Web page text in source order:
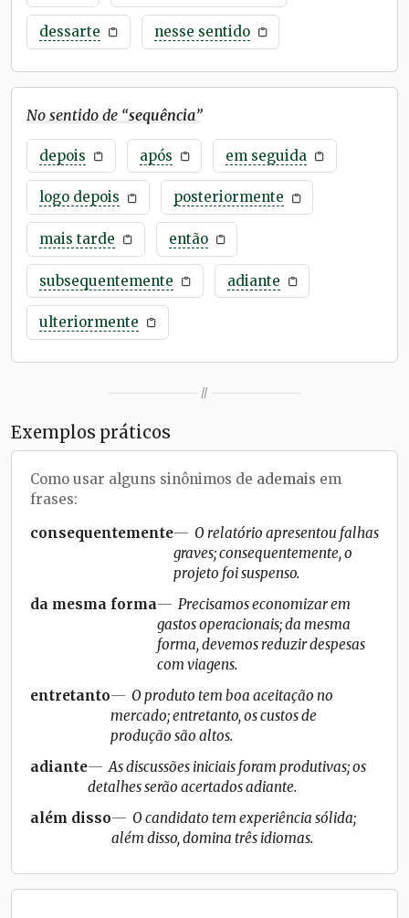
dessarte nesse sentido
No sentido de “sequência”
depois após em seguida
logo depois posteriormente
mais tarde então
subsequentemente adiante
ulteriormente
//
Exemplos práticos
Como usar alguns sinônimos de ademais em
frases:
consequentemente
O relatório apresentou falhas
graves; consequentemente, o
projeto foi suspenso.
da mesma forma
Precisamos economizar em
gastos operacionais; da mesma
forma, devemos reduzir despesas
com viagens.
entretanto
O produto tem boa aceitação no
mercado; entretanto, os custos de
produção são altos.
adiante
As discussões iniciais foram produtivas; os
detalhes serão acertados adiante.
além disso
O candidato tem experiência sólida;
além disso, domina três idiomas.